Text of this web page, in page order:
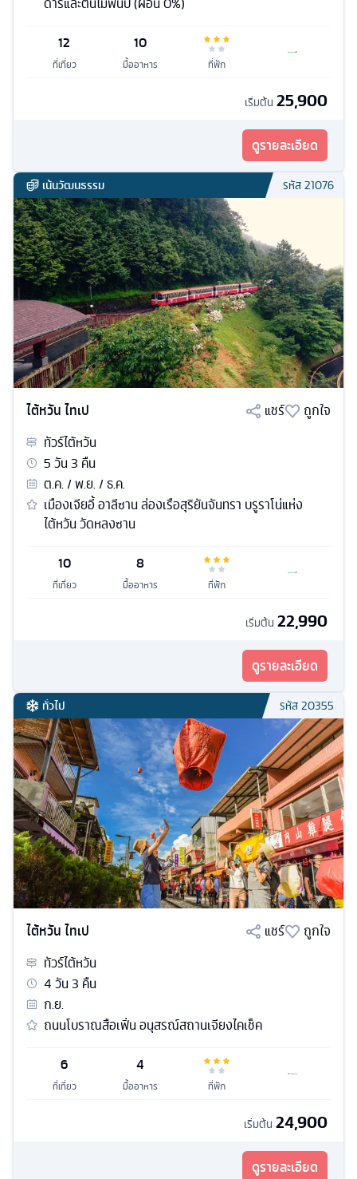
12
ที่เที่ยว
10
มื้ออาหาร ที่พัก
เริ่มต้น 25,900
ดูรายละเอียด
เน้นวัฒนธรรม รหัส21076
ไต้หวัน ไทเป แชร์
ถูกใจ
ทัวร์ไต้หวัน
5วัน3 คืน
ต.ค. / พ.ย. / ธ.ค.
เมืองเจียอี้ อาลีซาน ล่องเรือสุริยันจันทรา บรูราโน่แห่ง
ไต้หวัน วัดหลงซาน
10
ที่เที่ยว
8
มื้ออาหาร ที่พัก
เริ่มต้น 22,990
ดูรายละเอียด
ทั่วไป รหัส20355
ไต้หวัน ไทเป แชร์
ถูกใจ
ทัวร์ไต้หวัน
4วัน3 คืน
ก.ย.
ถนนโบราณสือเฟิ่น อนุสรณ์สถานเจียงไคเช็ค
6
ที่เที่ยว
4
มื้ออาหาร ที่พัก
เริ่มต้น 24,900
ดูรายละเอียด